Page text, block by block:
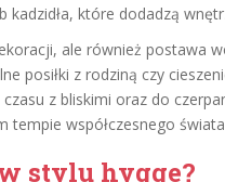
które dodadzą
ale również postawa
posiłki z rodziną czy
z bliskimi oraz do
tempie współczesnego
stylu hygge?